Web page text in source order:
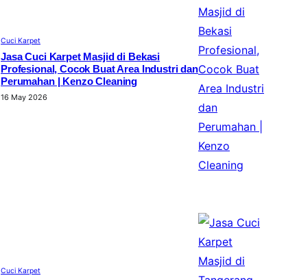
Cuci Karpet
Jasa Cuci Karpet Masjid di Bekasi
Profesional, Cocok Buat Area Industri dan
Perumahan | Kenzo Cleaning
16 May 2026
Cuci Karpet